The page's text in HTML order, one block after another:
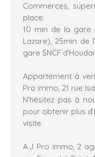
Commerces,
place.
10 min de la gare
Lazare), 25min de
gare SNCF
Appartement à
Pro immo, 21 rue
N’hésitez pas à
pour obtenir plus
visite.
A.J Pro immo, 2